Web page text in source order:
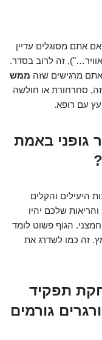
אתם מסוגלים עדיין
זה לרוב בסדר.
מרגישים שזה ממש
סחרחורת או חולשה
עם רופא.
גופני באמת
היעילים והקלים
שלכם יהיו
חמצני. הגוף פשוט לומד
זה כמו לשדרג את
תפקיד
גורמים